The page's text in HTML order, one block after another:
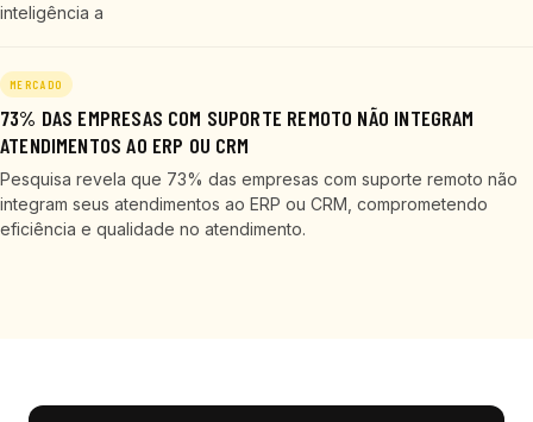
inteligência a
MERCADO
73% DAS EMPRESAS COM SUPORTE REMOTO NÃO INTEGRAM
ATENDIMENTOS AO ERP OU CRM
Pesquisa revela que 73% das empresas com suporte remoto não
integram seus atendimentos ao ERP ou CRM, comprometendo
eficiência e qualidade no atendimento.